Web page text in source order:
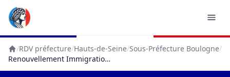
Accueil
/RDV préfecture/Hauts-de-Seine/Sous-Préfecture Boulogne/
Renouvellement Immigration Familiale : Etranger Entré En France Avant L’âge De 13